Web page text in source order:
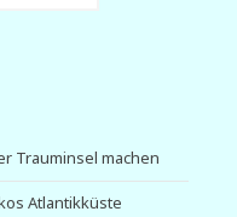
Trauminsel machen
Atlantikküste